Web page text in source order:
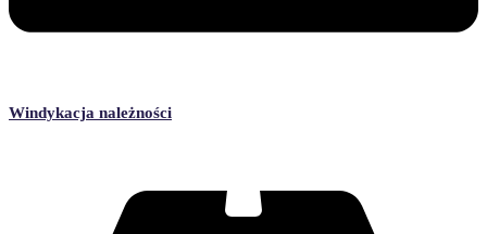
Windykacja należności